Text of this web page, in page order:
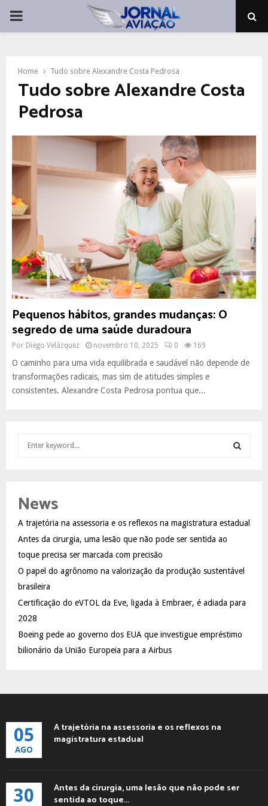
PRIMARY
Home Tudo sobre Alexandre Costa Pedrosa
Tudo sobre Alexandre Costa
Pedrosa
Pequenos hábitos, grandes mudanças: O
segredo de uma saúde duradoura
Por Diego Velázquez novembro 10, 2025 0 169
O caminho para uma vida equilibrada e saudável não depende de
transformações radicais, mas sim de atitudes simples e
consistentes. Alexandre Costa Pedrosa pontua que...
h
o
r
:
A
C
News
A trajetória na assessoria e os reflexos na magistratura estadual
Antes da cirurgia, uma lesão que não pode ser sentida ao
toque precisa ser marcada com precisão
O papel do agrônomo na valorização da produção sustentável
brasileira
Certificação do eVTOL da Eve, ligada à Embraer, é adiada para
2028
Boeing pede ao governo dos EUA que investigue empréstimo
bilionário da União Europeia para a Airbus
05
AGO
A trajetória na assessoria e os reflexos na
magistratura estadual
30
Antes da cirurgia, uma lesão que não pode ser
sentida ao toque...